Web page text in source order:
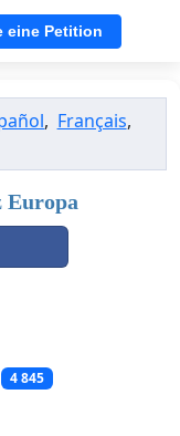
eine Petition
, Français,
Europa
4 845